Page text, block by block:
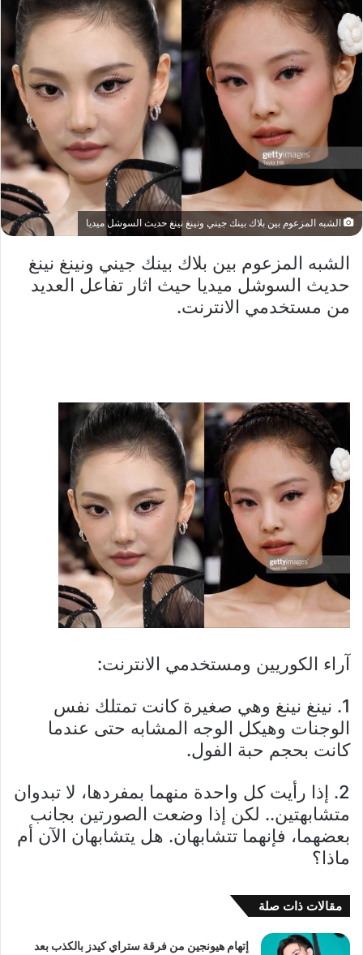
الشبه المزعوم بين بلاك بينك جيني ونينغ نينغ حديث السوشل ميديا
الشبه المزعوم بين بلاك بينك جيني ونينغ نينغ
حديث السوشل ميديا حيث اثار تفاعل العديد
من مستخدمي الانترنت.
آراء الكوريين ومستخدمي الانترنت:
1. نينغ نينغ وهي صغيرة كانت تمتلك نفس
الوجنات وهيكل الوجه المشابه حتى عندما
كانت بحجم حبة الفول.
2. إذا رأيت كل واحدة منهما بمفردها، لا تبدوان
متشابهتين.. لكن إذا وضعت الصورتين بجانب
بعضهما، فإنهما تتشابهان. هل يتشابهان الآن أم
ماذا؟
مقالات ذات صلة
إتهام هيونجين من فرقة ستراي كيدز بالكذب بعد